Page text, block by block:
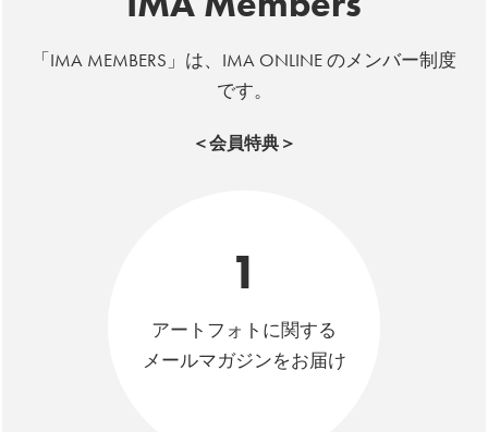
「IMA MEMBERS」は、IMA ONLINE のメンバー制度
です。
＜会員特典＞
1
アートフォトに関する
メールマガジンをお届け